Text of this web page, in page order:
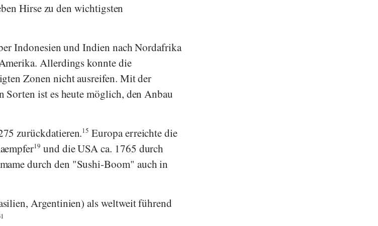
Hirse zu den wichtigsten
Indonesien und Indien nach Nordafrika
Allerdings konnte die
Zonen nicht ausreifen. Mit der
Sorten ist es heute möglich, den Anbau
zurückdatieren.15 Europa erreichte die
19 und die USA ca. 1765 durch
durch den "Sushi-Boom" auch in
Argentinien) als weltweit führend